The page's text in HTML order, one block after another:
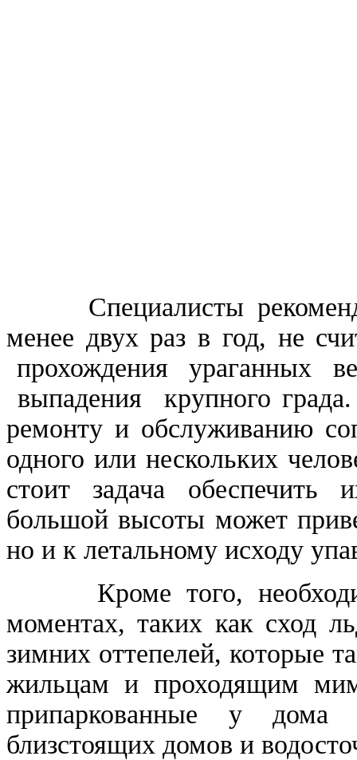
Специалисты
менее двух раз в год, не
прохождения ураганных
выпадения крупного
ремонту и обслуживанию
одного или нескольких
стоит задача обеспечить
большой высоты может
но и к летальному исходу
Кроме того,
моментах, таких как сход
зимних оттепелей, которые
жильцам и проходящим
припаркованные у дома
близстоящих домов и